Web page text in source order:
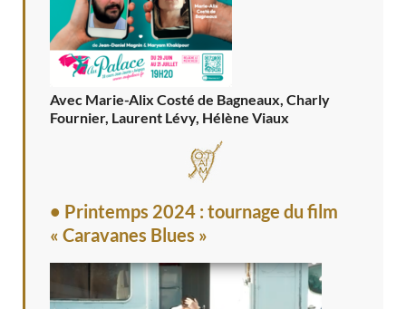
Avec Marie-Alix Costé de Bagneaux, Charly
Fournier, Laurent Lévy, Hélène Viaux
• Printemps 2024 : tournage du film
« Caravanes Blues »